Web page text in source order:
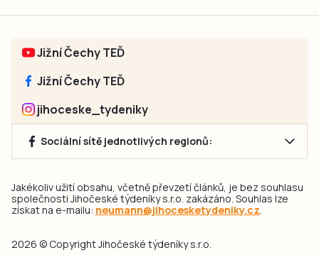
Jižní Čechy TEĎ
Jižní Čechy TEĎ
jihoceske_tydeniky
Sociální sítě jednotlivých regionů:
Jakékoliv užití obsahu, včetně převzetí článků, je bez souhlasu
společnosti Jihočeské týdeníky s.r.o. zakázáno. Souhlas lze
získat na e-mailu: neumann@jihocesketydeniky.cz
2026 © Copyright Jihočeské týdeníky s.r.o.